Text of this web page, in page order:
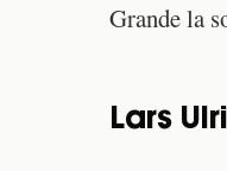
Grande la
Lars